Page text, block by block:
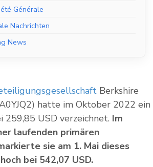
Générale
Nachrichten
News
Berkshire
hatte im Oktober 2022 ein
259,85 USD verzeichnet. Im
laufenden primären
sie am 1. Mai dieses
bei 542,07 USD.